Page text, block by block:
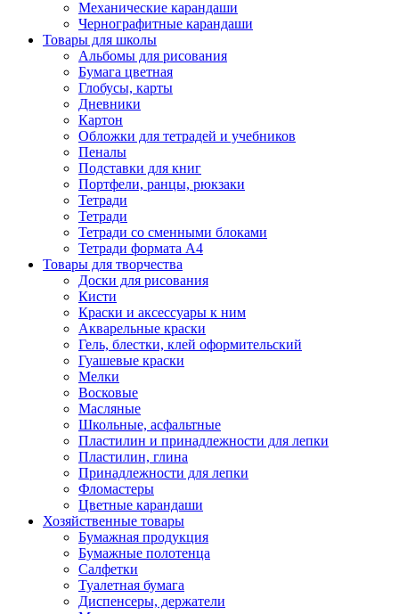
Механические карандаши
Чернографитные карандаши
Товары для школы
Альбомы для рисования
Бумага цветная
Глобусы, карты
Дневники
Картон
Обложки для тетрадей и учебников
Пеналы
Подставки для книг
Портфели, ранцы, рюкзаки
Тетради
Тетради
Тетради со сменными блоками
Тетради формата А4
Товары для творчества
Доски для рисования
Кисти
Краски и аксессуары к ним
Акварельные краски
Гель, блестки, клей оформительский
Гуашевые краски
Мелки
Восковые
Масляные
Школьные, асфальтные
Пластилин и принадлежности для лепки
Пластилин, глина
Принадлежности для лепки
Фломастеры
Цветные карандаши
Хозяйственные товары
Бумажная продукция
Бумажные полотенца
Салфетки
Туалетная бумага
Диспенсеры, держатели